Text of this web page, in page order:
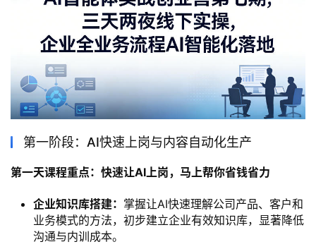
第一阶段：AI快速上岗与内容自动化生产
第一天课程重点：快速让AI上岗，马上帮你省钱省力
企业知识库搭建： 掌握让AI快速理解公司产品、客户和
业务模式的方法，初步建立企业有效知识库，显著降低
沟通与内训成本。